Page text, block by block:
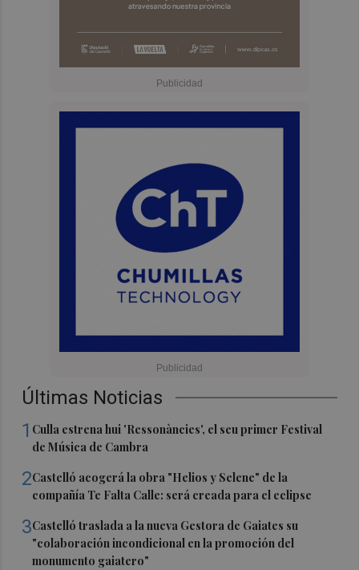
Últimas Noticias
1 Culla estrena hui 'Ressonàncies', el seu primer Festival
de Música de Cambra
2Castelló acogerá la obra "Helios y Selene" de la
compañía Te Falta Calle: será creada para el eclipse
3Castelló traslada a la nueva Gestora de Gaiates su
"colaboración incondicional en la promoción del
monumento gaiatero"